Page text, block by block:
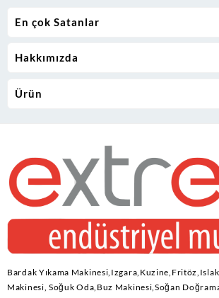
En çok Satanlar
Hakkımızda
Ürün
Bardak Yıkama
Makinesi, Soğuk Oda,Buz Makinesi,Soğan